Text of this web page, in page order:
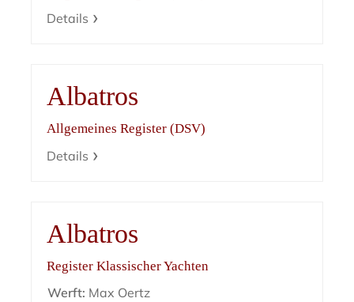
Details
Albatros
Allgemeines Register (DSV)
Details
Albatros
Register Klassischer Yachten
Werft: Max Oertz